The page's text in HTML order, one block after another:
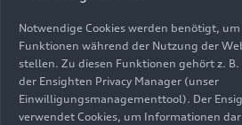
Notwendige Cookies werden benötigt,
Funktionen während der Nutzung der
stellen. Zu diesen Funktionen gehört z.
der Ensighten Privacy Manager (unser
Einwilligungsmanagementtool). Der
verwendet Cookies, um Informationen